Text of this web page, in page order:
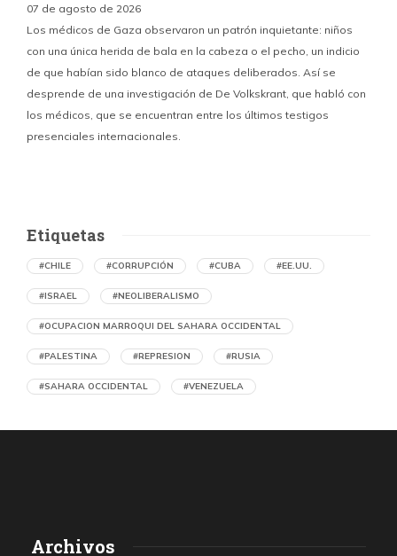
07 de agosto de 2026
Los médicos de Gaza observaron un patrón inquietante: niños
con una única herida de bala en la cabeza o el pecho, un indicio
de que habían sido blanco de ataques deliberados. Así se
desprende de una investigación de De Volkskrant, que habló con
los médicos, que se encuentran entre los últimos testigos
presenciales internacionales.
Ejecución de niños palestinos con un solo
con una única herida de bala en la cabeza o el pecho, un indicio
Etiquetas
#CHILE #CORRUPCIÓN #CUBA #EE.UU.
#ISRAEL #NEOLIBERALISMO
#OCUPACION MARROQUI DEL SAHARA OCCIDENTAL
#PALESTINA #REPRESION #RUSIA
#SAHARA OCCIDENTAL #VENEZUELA
Archivos